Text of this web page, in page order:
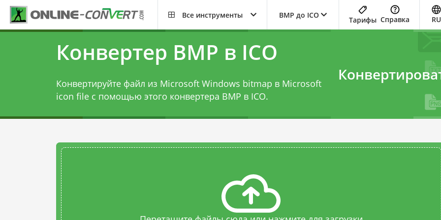
Все инструменты BMP до ICO
Тарифы Справка RU
Конвертер BMP в ICO
Конвертируйте файл из Microsoft Windows bitmap в Microsoft
icon file с помощью этого конвертера BMP в ICO.